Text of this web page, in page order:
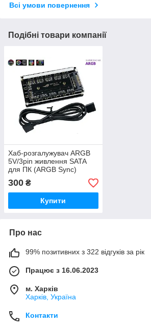
Всі умови повернення
Подібні товари компанії
Хаб-розгалужувач ARGB
5V/3pin живлення SATA
для ПК (ARGB Sync)
300 ₴
Купити
Про нас
99% позитивних з 322 відгуків за рік
Працює з 16.06.2023
м. Харків
Харків, Україна
Контакти